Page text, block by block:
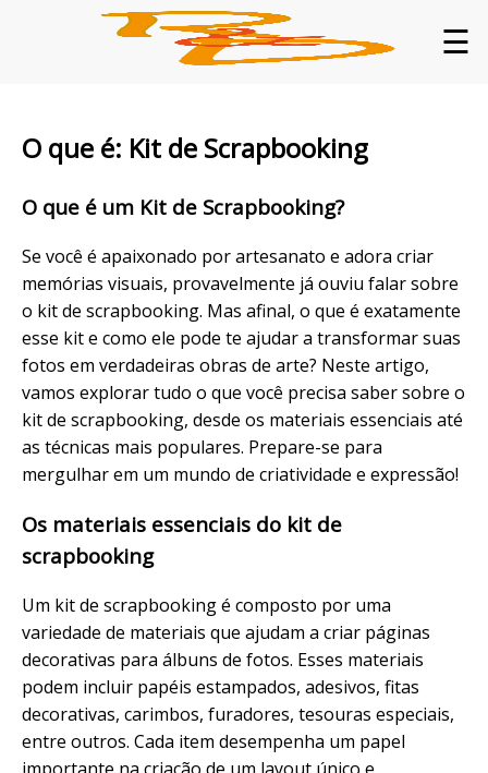
☰
O que é: Kit de Scrapbooking
O que é um Kit de Scrapbooking?
Se você é apaixonado por artesanato e adora criar
memórias visuais, provavelmente já ouviu falar sobre
o kit de scrapbooking. Mas afinal, o que é exatamente
esse kit e como ele pode te ajudar a transformar suas
fotos em verdadeiras obras de arte? Neste artigo,
vamos explorar tudo o que você precisa saber sobre o
kit de scrapbooking, desde os materiais essenciais até
as técnicas mais populares. Prepare-se para
mergulhar em um mundo de criatividade e expressão!
Os materiais essenciais do kit de
scrapbooking
Um kit de scrapbooking é composto por uma
variedade de materiais que ajudam a criar páginas
decorativas para álbuns de fotos. Esses materiais
podem incluir papéis estampados, adesivos, fitas
decorativas, carimbos, furadores, tesouras especiais,
entre outros. Cada item desempenha um papel